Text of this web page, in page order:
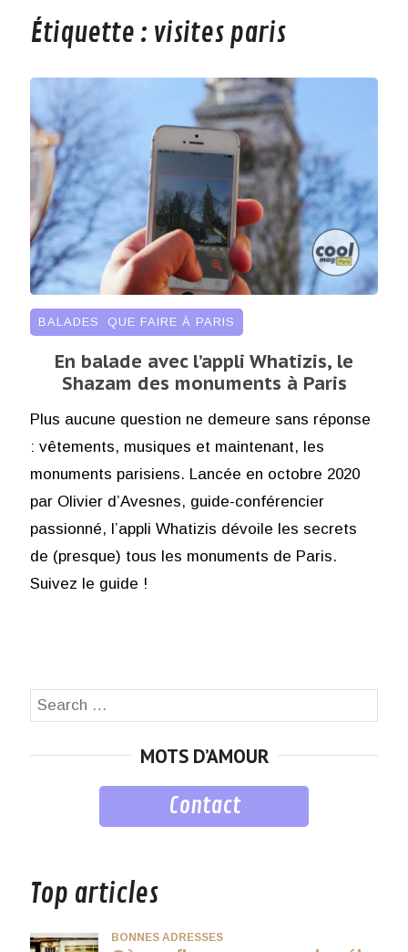
Étiquette : visites paris
BALADES QUE FAIRE À PARIS
En balade avec l’appli Whatizis, le
Shazam des monuments à Paris
Plus aucune question ne demeure sans réponse
: vêtements, musiques et maintenant, les
monuments parisiens. Lancée en octobre 2020
par Olivier d’Avesnes, guide-conférencier
passionné, l’appli Whatizis dévoile les secrets
de (presque) tous les monuments de Paris.
Suivez le guide !
Search
MOTS D’AMOUR
Contact
Top articles